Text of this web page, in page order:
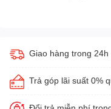
Giao hàng trong
Trả góp lãi suất 0%